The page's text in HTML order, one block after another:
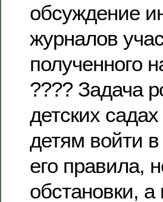
обсуждение
журналов
полученного
???? Задача
детских
детям войти в
его правила,
обстановки,